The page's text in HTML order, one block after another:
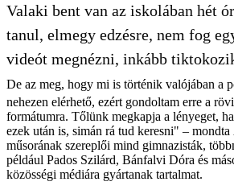
Valaki bent van az iskolában hét
tanul, elmegy edzésre, nem fog
videót megnézni, inkább
De az meg, hogy mi is történik valójában a
nehezen elérhető, ezért gondoltam erre a
formátumra. Tőlünk megkapja a lényeget,
ezek után is, simán rá tud keresni" –
műsorának szereplői mind gimnazisták,
például Pados Szilárd, Bánfalvi Dóra és
közösségi médiára gyártanak tartalmat.